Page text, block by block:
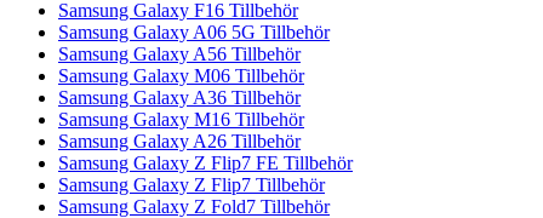
Samsung Galaxy F16 Tillbehör
Samsung Galaxy A06 5G Tillbehör
Samsung Galaxy A56 Tillbehör
Samsung Galaxy M06 Tillbehör
Samsung Galaxy A36 Tillbehör
Samsung Galaxy M16 Tillbehör
Samsung Galaxy A26 Tillbehör
Samsung Galaxy Z Flip7 FE Tillbehör
Samsung Galaxy Z Flip7 Tillbehör
Samsung Galaxy Z Fold7 Tillbehör